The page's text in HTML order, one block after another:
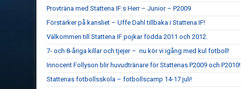
Provträna med Stattena IF:s Herr – Junior – P2009
Förstärker på kansliet – Uffe Dahl tillbaka i Stattena IF!
Välkommen till Stattena IF pojkar födda 2011 och 2012.
7- och 8-åriga killar och tjejer – nu kör vi igång med kul fotboll!
Innocent Follyson blir huvudtränare för Stattenas P2009 och P2010!
Stattenas fotbollsskola – fotbollscamp 14-17 juli!